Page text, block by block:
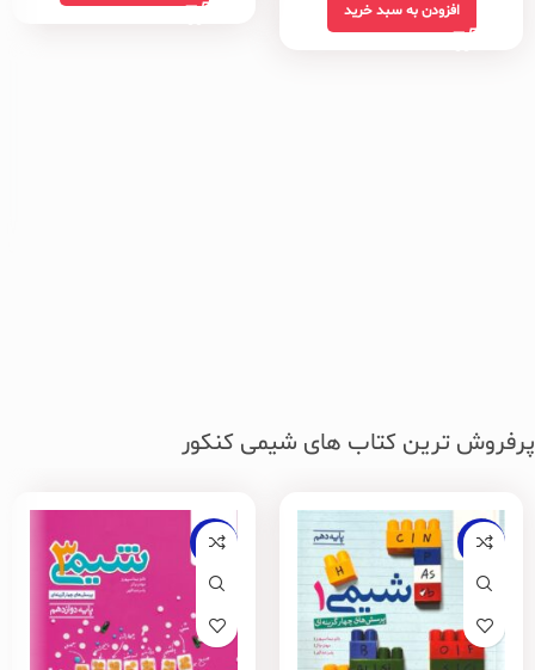
افزودن به سبد خرید
پرفروش ترین کتاب های شیمی کنکور
-20%
-20%